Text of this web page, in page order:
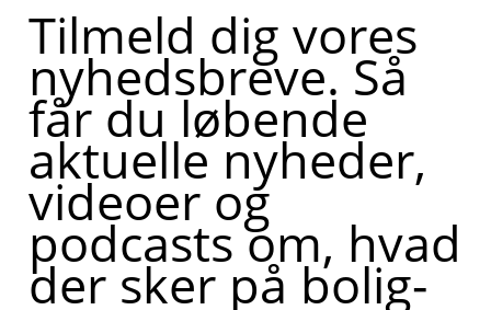
Tilmeld dig vores
nyhedsbreve. Så
får du løbende
aktuelle nyheder,
videoer og
podcasts om, hvad
der sker på bolig-